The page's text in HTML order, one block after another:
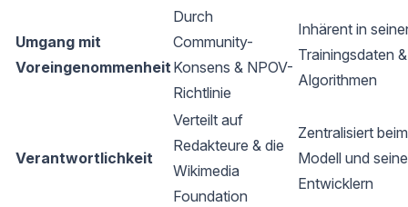
Umgang mit
Voreingenommenheit
Durch
Community-
Konsens & NPOV-
Richtlinie
Inhärent in
Trainingsdaten &
Algorithmen
Verantwortlichkeit
Verteilt auf
Redakteure & die
Wikimedia
Foundation
Zentralisiert
Modell und
Entwicklern